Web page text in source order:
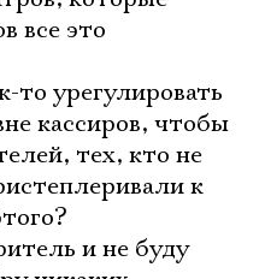
все это
урегулировать
кассиров, чтобы
тех, кто не
к
и не буду